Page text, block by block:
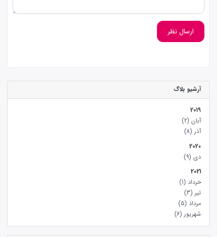
ارسال نظر
آرشیو بلاگ
2019
آبان (2)
آذر (8)
2020
دی (9)
2021
خرداد (1)
تیر (3)
مرداد (5)
شهریور (6)